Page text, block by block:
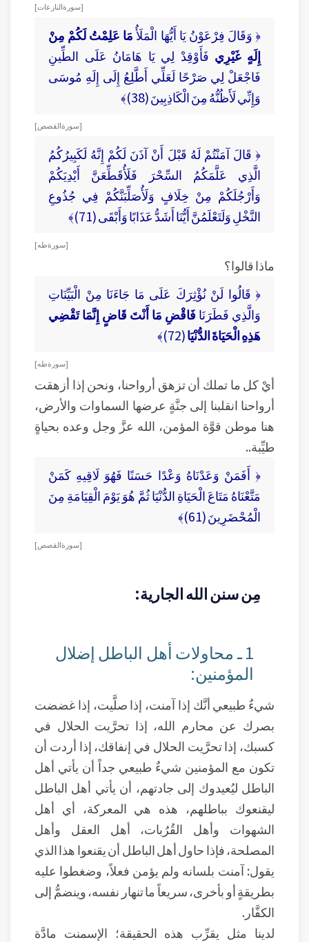
[ سورة النازعات ]
﴿ وَقَالَ فِرْعَوْنُ يَا أَيُّهَا الْمَلَأُمَا عَلِمْتُ لَكُمْ مِنْ
إِلَهٍ غَيْرِي فَأَوْقِدْ لِي يَا هَامَانُ عَلَى الطِّينِ
فَاجْعَلْ لِي صَرْحًا لَعَلِّي أَطَّلِعُ إِلَى إِلَهِ مُوسَى
وَإِنِّي لَأَظُنُّهُ مِنَ الْكَاذِبِينَ (38)﴾
[ سورة القصص ]
﴿ قَالَ آمَنْتُمْ لَهُ قَبْلَ أَنْ آذَنَ لَكُمْ إِنَّهُ لَكَبِيرُكُمُ
الَّذِي عَلَّمَكُمُ السِّحْرَ فَلَأُقَطِّعَنَّ أَيْدِيَكُمْ
وَأَرْجُلَكُمْ مِنْ خِلَافٍ وَلَأُصَلِّبَنَّكُمْ فِي جُذُوعِ
النَّخْلِ وَلَتَعْلَمُنَّ أَيُّنَا أَشَدُّ عَذَابًا وَأَبْقَى (71)﴾
[ سورة طه ]
ماذا قالوا؟
﴿ قَالُوا لَنْ نُؤْثِرَكَ عَلَى مَا جَاءَنَا مِنْ الْبَيِّنَاتِ
وَالَّذِي فَطَرَنَا فَاقْضِ مَا أَنْتَ قَاضٍ إِنَّمَا تَقْضِي
هَذِهِ الْحَيَاةَ الدُّنْيَا(72)﴾
[ سورة طه ]
أيْ كل ما تملك أن تزهق أرواحنا، ونحن إذا أزهقت
أرواحنا انقلبنا إلى جنَّةٍ عرضها السماوات والأرض،
هنا موطن قوَّة المؤمن، الله عزَّ وجل وعده بحياةٍ
طيِّبة..
﴿ أَفَمَنْ وَعَدْنَاهُ وَعْدًا حَسَنًا فَهُوَ لَاقِيهِ كَمَنْ
مَتَّعْنَاهُ مَتَاعَ الْحَيَاةِ الدُّنْيَا ثُمَّ هُوَ يَوْمَ الْقِيَامَةِ مِنَ
الْمُحْضَرِينَ (61)﴾
[ سورة القصص ]
مِن سنن الله الجارية:
1 ـ محاولات أهل الباطل إضلال
المؤمنين:
شيءٌ طبيعي أنَّك إذا آمنت، إذا صلَّيت، إذا غضضت
بصرك عن محارم الله، إذا تحرَّيت الحلال في
كسبك، إذا تحرَّيت الحلال في إنفاقك، إذا أردت أن
تكون مع المؤمنين شيءٌ طبيعي جداً أن يأتي أهل
الباطل ليُعيدوك إلى جادتهم، أن يأتي أهل الباطل
ليقنعوك بباطلهم، هذه هي المعركة، أي أهل
الشهوات وأهل القُرُبات، أهل العقل وأهل
المصلحة، فإذا حاول أهل الباطل أن يقنعوا هذا الذي
يقول: آمنت بلسانه ولم يؤمن فعلاً، وضغطوا عليه
بطريقةٍ أو بأخرى، سريعاً ما تنهار نفسه، وينضمُّ إلى
الكفَّار.
لدينا مثل يقرِّب هذه الحقيقة؛ الإسمنت مادَّة